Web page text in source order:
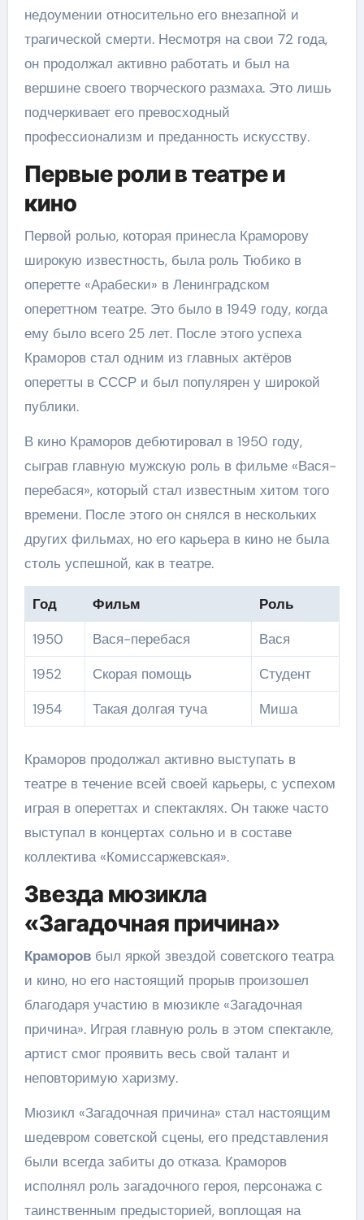
недоумении относительно его внезапной и
трагической смерти. Несмотря на свои 72 года,
он продолжал активно работать и был на
вершине своего творческого размаха. Это лишь
подчеркивает его превосходный
профессионализм и преданность искусству.
Первые роли в театре и
кино
Первой ролью, которая принесла Краморову
широкую известность, была роль Тюбико в
оперетте «Арабески» в Ленинградском
опереттном театре. Это было в 1949 году, когда
ему было всего 25 лет. После этого успеха
Краморов стал одним из главных актёров
оперетты в СССР и был популярен у широкой
публики.
В кино Краморов дебютировал в 1950 году,
сыграв главную мужскую роль в фильме «Вася-
перебася», который стал известным хитом того
времени. После этого он снялся в нескольких
других фильмах, но его карьера в кино не была
столь успешной, как в театре.
Год Фильм
Роль
1950
Вася-перебася
Вася
1952
Скорая помощь
Студент
1954
Такая долгая туча Миша
Краморов продолжал активно выступать в
театре в течение всей своей карьеры, с успехом
играя в опереттах и спектаклях. Он также часто
выступал в концертах сольно и в составе
коллектива «Комиссаржевская».
Звезда мюзикла
«Загадочная причина»
Краморовбыл яркой звездой советского театра
и кино, но его настоящий прорыв произошел
благодаря участию в мюзикле «Загадочная
причина». Играя главную роль в этом спектакле,
артист смог проявить весь свой талант и
неповторимую харизму.
Мюзикл «Загадочная причина» стал настоящим
шедевром советской сцены, его представления
были всегда забиты до отказа. Краморов
исполнял роль загадочного героя, персонажа с
таинственным предысторией, воплощая на